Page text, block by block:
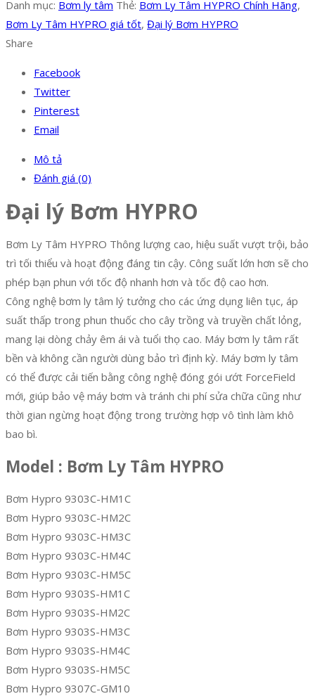
Danh mục: Bơm ly tâm Thẻ: Bơm Ly Tâm HYPRO Chính Hãng,
Bơm Ly Tâm HYPRO giá tốt, Đại lý Bơm HYPRO
Share
Facebook
Twitter
Pinterest
Email
Mô tả
Đánh giá (0)
Đại lý Bơm HYPRO
Bơm Ly Tâm HYPRO Thông lượng cao, hiệu suất vượt trội, bảo
trì tối thiểu và hoạt động đáng tin cậy. Công suất lớn hơn sẽ cho
phép bạn phun với tốc độ nhanh hơn và tốc độ cao hơn.
Công nghệ bơm ly tâm lý tưởng cho các ứng dụng liên tục, áp
suất thấp trong phun thuốc cho cây trồng và truyền chất lỏng,
mang lại dòng chảy êm ái và tuổi thọ cao. Máy bơm ly tâm rất
bền và không cần người dùng bảo trì định kỳ. Máy bơm ly tâm
có thể được cải tiến bằng công nghệ đóng gói ướt ForceField
mới, giúp bảo vệ máy bơm và tránh chi phí sửa chữa cũng như
thời gian ngừng hoạt động trong trường hợp vô tình làm khô
bao bì.
Model : Bơm Ly Tâm HYPRO
Bơm Hypro 9303C-HM1C
Bơm Hypro 9303C-HM2C
Bơm Hypro 9303C-HM3C
Bơm Hypro 9303C-HM4C
Bơm Hypro 9303C-HM5C
Bơm Hypro 9303S-HM1C
Bơm Hypro 9303S-HM2C
Bơm Hypro 9303S-HM3C
Bơm Hypro 9303S-HM4C
Bơm Hypro 9303S-HM5C
Bơm Hypro 9307C-GM10